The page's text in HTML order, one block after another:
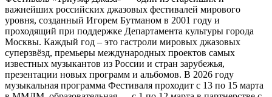
важнейших российских джазовых фестивалей мирового
уровня, созданный Игорем Бутманом в 2001 году и
проходящий при поддержке Департамента культуры города
Москвы. Каждый год – это гастроли мировых джазовых
суперзвёзд, премьеры международных проектов самых
известных музыкантов из России и стран зарубежья,
презентации новых программ и альбомов. В 2026 году
музыкальная программа Фестиваля проходит с 13 по 15 марта